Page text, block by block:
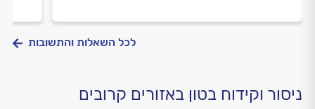
לכל השאלות והתשובות
ניסור וקידוח בטון באזורים קרובים